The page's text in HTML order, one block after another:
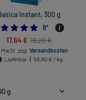
Instant, 300 g
4.875
8*
17,64 € 19,20 €
zzgl. Versandkosten
Lieferbar
58,80 € / kg